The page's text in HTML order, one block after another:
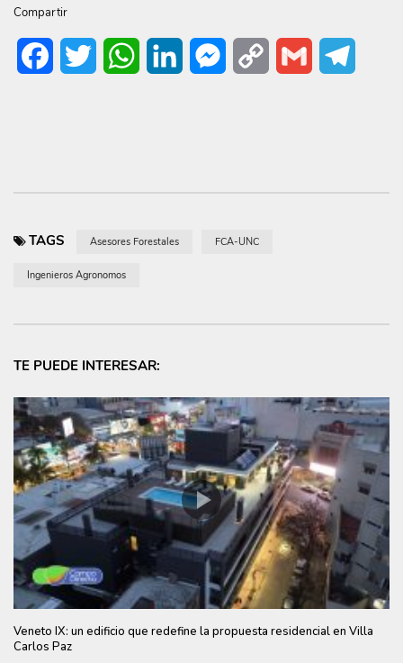
Compartir
FacebookTwitter WhatsAppLinkedIn Messenger
Copy
Gmail
TAGS Asesores Forestales FCA-UNC
Ingenieros Agronomos
TE PUEDE INTERESAR:
Veneto IX: un edificio que redefine la propuesta residencial en Villa
Carlos Paz